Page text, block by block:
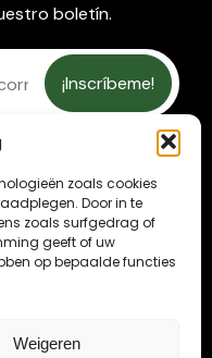
zoals cookies
Door in te
zoals surfgedrag of
geeft of uw
op bepaalde functies
Weigeren
boletín.